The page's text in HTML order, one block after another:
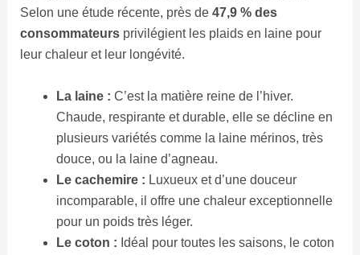
Selon une étude récente, près de 47,9 % des
consommateursprivilégient les plaids en laine pour
leur chaleur et leur longévité.
La laine : C’est la matière reine de l’hiver.
Chaude, respirante et durable, elle se décline en
plusieurs variétés comme la laine mérinos, très
douce, ou la laine d’agneau.
Le cachemire : Luxueux et d’une douceur
incomparable, il offre une chaleur exceptionnelle
pour un poids très léger.
Le coton : Idéal pour toutes les saisons, le coton